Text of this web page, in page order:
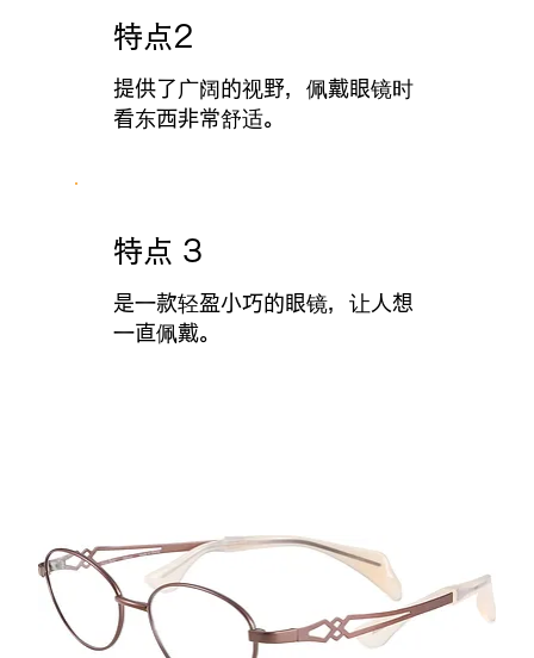
特点2
提供了广阔的视野，佩戴眼镜时
看东西非常舒适。
特点 3
是一款轻盈小巧的眼镜，让人想
一直佩戴。